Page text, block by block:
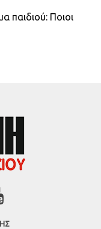
παιδιού: Ποιοι